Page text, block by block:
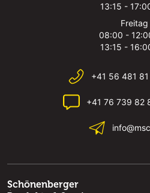
13:15 -
Freitag
08:00 -
13:15 -
+41 56 481
+41 76 739 82
Schönenberger